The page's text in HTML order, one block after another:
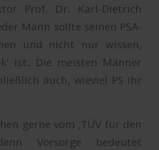
Prof. Dr. Karl-Dietrich
Mann sollte seinen PSA-
und nicht nur wissen,
ist. Die meisten Männer
auch, wieviel PS ihr
gerne vom ‚TÜV für den
Vorsorge bedeutet